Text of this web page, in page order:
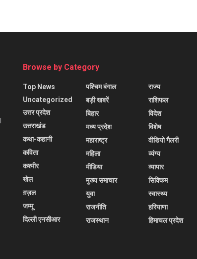
Browse by Category
Top News
Uncategorized
उत्तर प्रदेश
उत्तराखंड
कथा-कहानी
कविता
कश्मीर
खेल
ग़ज़ल
जम्मू
दिल्ली एनसीआर
पश्चिम बंगाल
बड़ी खबरें
बिहार
मध्य प्रदेश
महाराष्ट्र
महिला
मीडिया
मुख्य समाचार
युवा
राजनीति
राजस्थान
राज्य
राशिफल
विदेश
विशेष
वीडियो गैलरी
व्यंग्य
व्यापार
सिक्किम
स्वास्थ्य
हरियाणा
हिमाचल प्रदेश